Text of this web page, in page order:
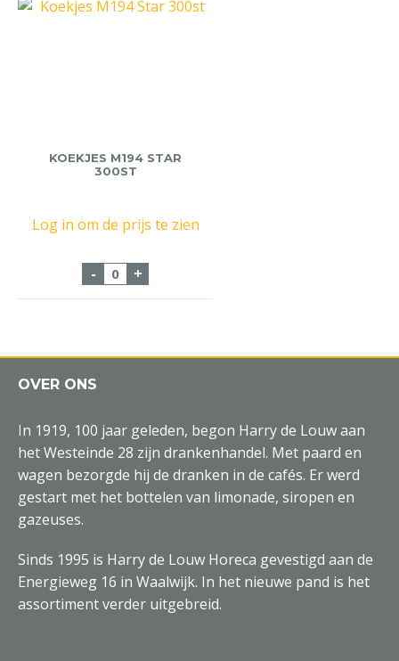
KOEKJES M194 STAR
300ST
Log in om de prijs te zien
- Koekjes M194 Star 300st aantal
+
OVER ONS
In 1919, 100 jaar geleden, begon Harry de Louw aan
het Westeinde 28 zijn drankenhandel. Met paard en
wagen bezorgde hij de dranken in de cafés. Er werd
gestart met het bottelen van limonade, siropen en
gazeuses.
Sinds 1995 is Harry de Louw Horeca gevestigd aan de
Energieweg 16 in Waalwijk. In het nieuwe pand is het
assortiment verder uitgebreid.